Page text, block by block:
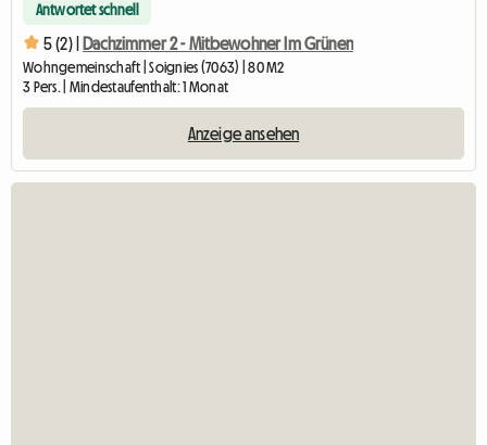
Antwortet schnell
5 (2) | Dachzimmer 2 - Mitbewohner Im Grünen
Wohngemeinschaft | Soignies (7063) | 80 M2
3 Pers. | Mindestaufenthalt: 1 Monat
Anzeige ansehen